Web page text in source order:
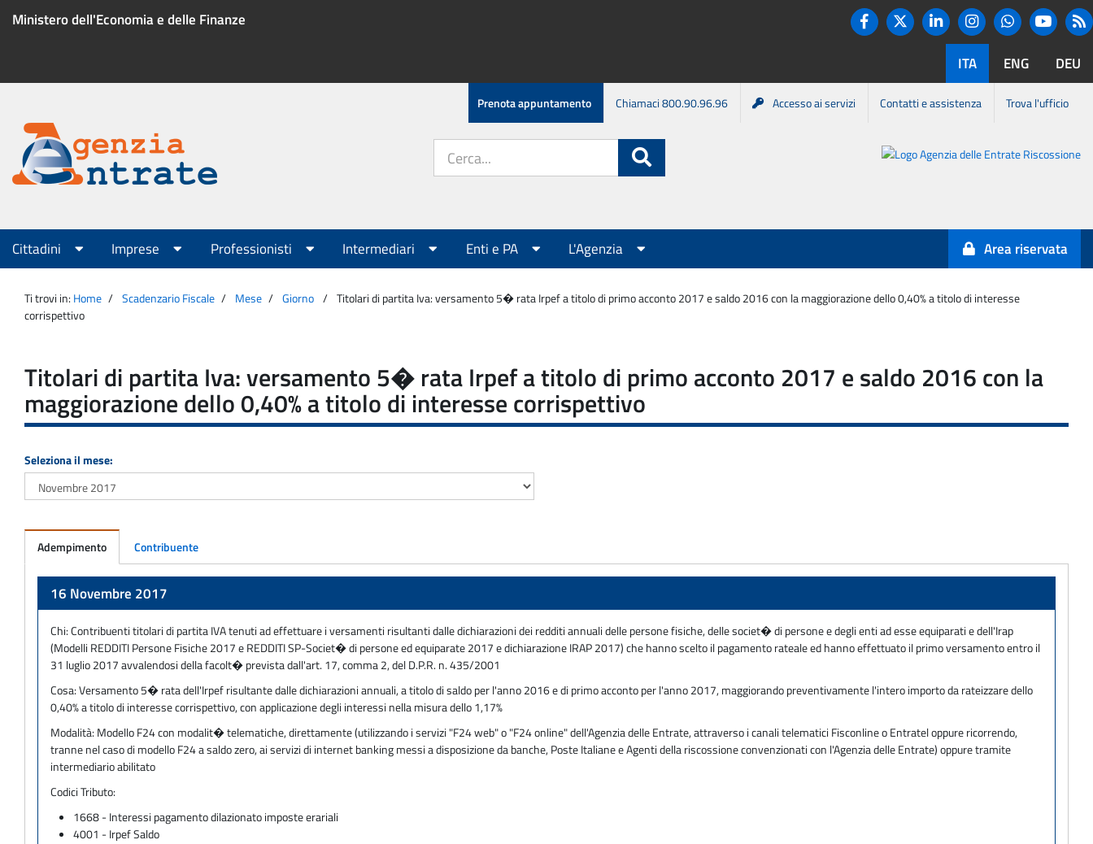
Ministero dell'Economia e delle Finanze
Twitter
LinkedinInstagram
ITA ENG DEU
Menu
servizio
Prenota appuntamento Chiamaci 800.90.96.96 Accesso ai servizi Contatti e assistenza Trova l'ufficio
Agenzia
Entrate
sito:
Agenzia
Entrate-
Riscossione
Menu
principale
Cittadini Imprese Professionisti Intermediari Enti e PA L'Agenzia Area riservata
Ti trovi in: Home Scadenzario Fiscale Mese Giorno
Titolari di partita Iva: versamento 5� rata Irpef a titolo di primo acconto 2017 e saldo 2016 con la maggiorazione dello 0,40% a titolo di interesse
corrispettivo
Titolari di partita Iva: versamento 5� rata Irpef a titolo di primo acconto 2017 e saldo 2016 con la
maggiorazione dello 0,40% a titolo di interesse corrispettivo
Seleziona il mese:
Adempimento Contribuente
16 Novembre 2017
Chi:Contribuenti titolari di partita IVA tenuti ad effettuare i versamenti risultanti dalle dichiarazioni dei redditi annuali delle persone fisiche, delle societ� di persone e degli enti ad esse equiparati e dell'Irap
(Modelli REDDITI Persone Fisiche 2017 e REDDITI SP-Societ� di persone ed equiparate 2017 e dichiarazione IRAP 2017) che hanno scelto il pagamento rateale ed hanno effettuato il primo versamento entro il
31 luglio 2017 avvalendosi della facolt� prevista dall'art. 17, comma 2, del D.P.R. n. 435/2001
Cosa:Versamento 5� rata dell'Irpef risultante dalle dichiarazioni annuali, a titolo di saldo per l'anno 2016 e di primo acconto per l'anno 2017, maggiorando preventivamente l'intero importo da rateizzare dello
0,40% a titolo di interesse corrispettivo, con applicazione degli interessi nella misura dello 1,17%
Modalità: Modello F24 con modalit� telematiche, direttamente (utilizzando i servizi "F24 web" o "F24 online" dell'Agenzia delle Entrate, attraverso i canali telematici Fisconline o Entratel oppure ricorrendo,
tranne nel caso di modello F24 a saldo zero, ai servizi di internet banking messi a disposizione da banche, Poste Italiane e Agenti della riscossione convenzionati con l'Agenzia delle Entrate) oppure tramite
intermediario abilitato
Codici Tributo:
1668 - Interessi pagamento dilazionato imposte erariali
4001 - Irpef Saldo